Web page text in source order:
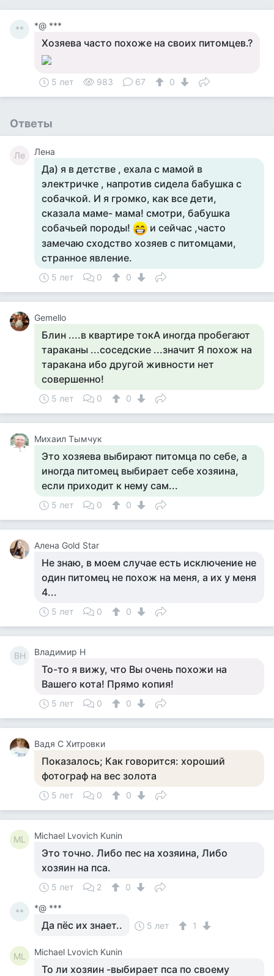
** *@ ***
Хозяева часто похоже на своих питомцев.?
5 лет 983 67 0
Ответы
Ле Лена
Да) я в детстве , ехала с мамой в
электричке , напротив сидела бабушка с
собачкой. И я громко, как все дети,
сказала маме- мама! смотри, бабушка
собачьей породы!
и сейчас ,часто
замечаю сходство хозяев с питомцами,
странное явление.
5 лет 0 0
Gemello
Блин ....в квартире токА иногда пробегают
тараканы ...соседские ...значит Я похож на
таракана ибо другой живности нет
совершенно!
5 лет 0 0
Михаил Тымчук
Это хозяева выбирают питомца по себе, а
иногда питомец выбирает себе хозяина,
если приходит к нему сам...
5 лет 0 0
Алена Gold Star
Не знаю, в моем случае есть исключение не
один питомец не похож на меня, а их у меня
4...
5 лет 0 0
ВН Владимир Н
То-то я вижу, что Вы очень похожи на
Вашего кота! Прямо копия!
5 лет 0 0
Вадя С Хитровки
Показалось; Как говорится: хороший
фотограф на вес золота
5 лет 0 0
ML Michael Lvovich Kunin
Это точно. Либо пес на хозяина, Либо
хозяин на пса.
5 лет 2 0
** *@ ***
Да пёс их знает.. 5 лет 1
ML Michael Lvovich Kunin
То ли хозяин -выбирает пса по своему